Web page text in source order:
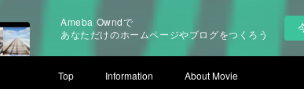
Ameba Owndで
あなただけのホームページやブログをつくろう
Top Information About Movie